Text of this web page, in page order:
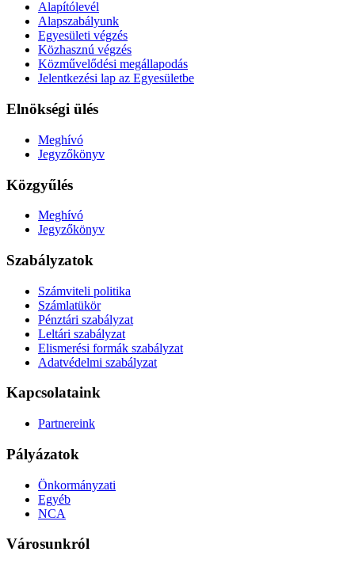
Alapítólevél
Alapszabályunk
Egyesületi végzés
Közhasznú végzés
Közművelődési megállapodás
Jelentkezési lap az Egyesületbe
Elnökségi ülés
Meghívó
Jegyzőkönyv
Közgyűlés
Meghívó
Jegyzőkönyv
Szabályzatok
Számviteli politika
Számlatükör
Pénztári szabályzat
Leltári szabályzat
Elismerési formák szabályzat
Adatvédelmi szabályzat
Kapcsolataink
Partnereink
Pályázatok
Önkormányzati
Egyéb
NCA
Városunkról